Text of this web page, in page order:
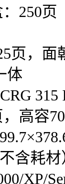
250页
页，面
体
315
高容
含耗材
XP/